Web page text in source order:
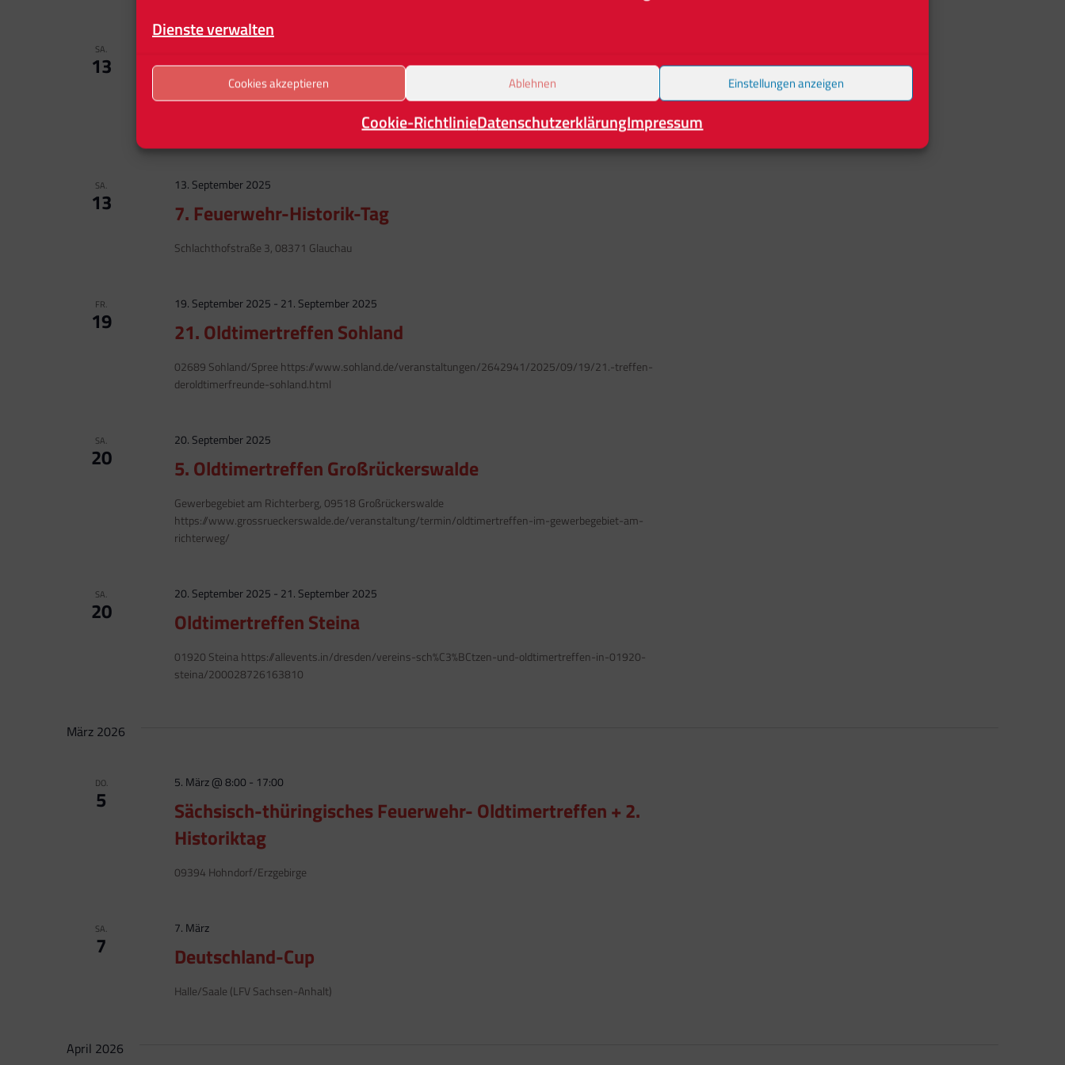
Dienste verwalten
Cookies akzeptieren Ablehnen Einstellungen anzeigen
Cookie-RichtlinieDatenschutzerklärungImpressum
SA.
13 5. Altblechtreffen vor der Grenze
saechsische-schweiz-osterzgebirge/artikel/altblechtreffen-vor-der-grenze
SA.
13 7. Feuerwehr-Historik-Tag
13. September 2025
Schlachthofstraße 3, 08371 Glauchau
FR.
19 21. Oldtimertreffen Sohland
19. September 2025 - 21. September 2025
02689 Sohland/Spree https://www.sohland.de/veranstaltungen/2642941/2025/09/19/21.-treffen-
deroldtimerfreunde-sohland.html
SA.
20 5. Oldtimertreffen Großrückerswalde
20. September 2025
Gewerbegebiet am Richterberg, 09518 Großrückerswalde
https://www.grossrueckerswalde.de/veranstaltung/termin/oldtimertreffen-im-gewerbegebiet-am-
richterweg/
SA.
20 Oldtimertreffen Steina
20. September 2025 - 21. September 2025
01920 Steina https://allevents.in/dresden/vereins-sch%C3%BCtzen-und-oldtimertreffen-in-01920-
steina/200028726163810
März 2026
DO.
5
Sächsisch-thüringisches Feuerwehr- Oldtimertreffen + 2.
Historiktag
5. März @ 8:00 - 17:00
09394 Hohndorf/Erzgebirge
SA.
7 Deutschland-Cup
7. März
Halle/Saale (LFV Sachsen-Anhalt)
April 2026